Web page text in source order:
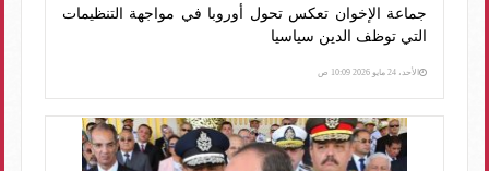
جماعة الإخوان تعكس تحول أوروبا في مواجهة التنظيمات
التي توظف الدين سياسيا
الأحد، 24 مايو 2026 10:09 ص